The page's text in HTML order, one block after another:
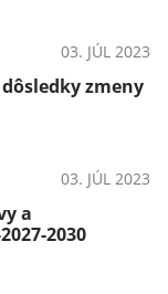
03. JÚL 2023
zmeny
03. JÚL 2023
a
2030